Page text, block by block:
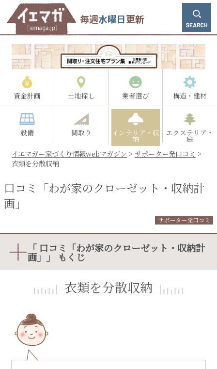
毎週水曜日更新
資金計画 土地探し 業者選び 構造・建材
設備 間取り インテリア・収
納
エクステリア・
庭
イエマガー家づくり情報webマガジン > サポーター発口コミ >
衣類を分散収納
口コミ「わが家のクローゼット・収納計
画」
サポーター発口コミ
「 口コミ「わが家のクローゼット・収納計
画」」 もくじ
衣類を分散収納